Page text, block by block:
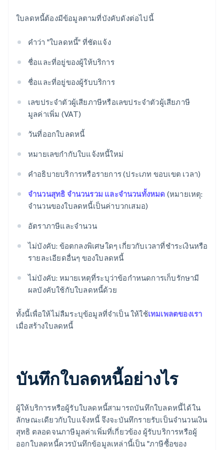
ใบลดหนี้ต้องมีข้อมูลตามที่บังคับดังต่อไปนี้
คำว่า "ใบลดหนี้" ที่ชัดแจ้ง
ชื่อและที่อยู่ของผู้ให้บริการ
ชื่อและที่อยู่ของผู้รับบริการ
เลขประจำตัวผู้เสียภาษีหรือเลขประจำตัวผู้เสียภาษี
มูลค่าเพิ่ม (VAT)
วันที่ออกใบลดหนี้
หมายเลขกำกับใบแจ้งหนี้ใหม่
คำอธิบายบริการหรือรายการ (ประเภท ขอบเขต เวลา)
จำนวนสุทธิ จำนวนรวม และจำนวนทั้งหมด (หมายเหตุ:
จำนวนของใบลดหนี้เป็นค่าบวกเสมอ)
อัตราภาษีและจำนวน
ไม่บังคับ: ข้อตกลงพิเศษใดๆ เกี่ยวกับเวลาที่ชำระเงินหรือ
รายละเอียดอื่นๆ ของใบลดหนี้
ไม่บังคับ: หมายเหตุที่ระบุว่าข้อกำหนดการเก็บรักษามี
ผลบังคับใช้กับใบลดหนี้ด้วย
ทั้งนี้เพื่อให้ไม่ลืมระบุข้อมูลที่จำเป็น ให้ใช้เทมเพลตของเรา
เมื่อสร้างใบลดหนี้
บันทึกใบลดหนี้อย่างไร
ผู้ให้บริการหรือผู้รับใบลดหนี้สามารถบันทึกใบลดหนี้ได้ใน
ลักษณะเดียวกับใบแจ้งหนี้ จึงจะบันทึกรายรับเป็นจำนวนเงิน
สุทธิ ตลอดจนภาษีมูลค่าเพิ่มที่เกี่ยวข้อง ผู้รับบริการหรือผู้
ออกใบลดหนี้ควรบันทึกข้อมูลเหล่านี้เป็น "ภาษีซื้อของ